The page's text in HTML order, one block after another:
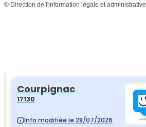
© Direction de l'information légale et administrative